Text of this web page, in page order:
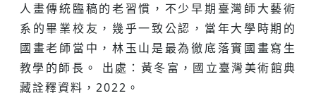
人畫傳統臨稿的老習慣，不少早期臺灣師大藝術
系的畢業校友，幾乎一致公認，當年大學時期的
國畫老師當中，林玉山是最為徹底落實國畫寫生
教學的師長。 出處：黃冬富，國立臺灣美術館典
藏詮釋資料，2022。